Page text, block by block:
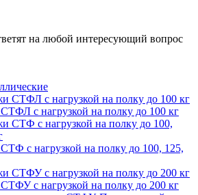
на любой интересующий вопрос
с нагрузкой на полку до 100 кг
с нагрузкой на полку до 100, 125,
с нагрузкой на полку до 200 кг